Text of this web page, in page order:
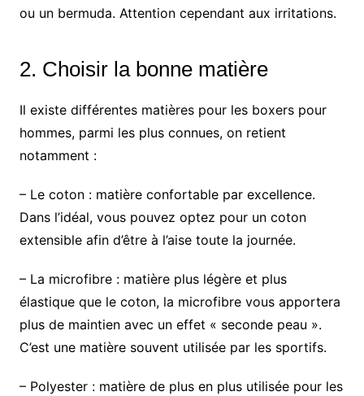
ou un bermuda. Attention cependant aux irritations.
2. Choisir la bonne matière
Il existe différentes matières pour les boxers pour
hommes, parmi les plus connues, on retient
notamment :
– Le coton : matière confortable par excellence.
Dans l’idéal, vous pouvez optez pour un coton
extensible afin d’être à l’aise toute la journée.
– La microfibre : matière plus légère et plus
élastique que le coton, la microfibre vous apportera
plus de maintien avec un effet « seconde peau ».
C’est une matière souvent utilisée par les sportifs.
– Polyester : matière de plus en plus utilisée pour les